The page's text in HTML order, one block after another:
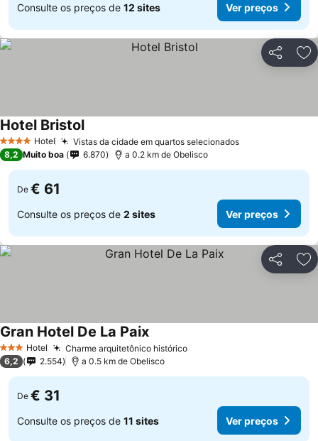
Consulte os preços de 12 sites Ver preços
Partilhar
4 EstrelasHotel Vistas da cidade em quartos selecionados
Hotel Bristol
8,2 Muito boa 6.870 a 0.2 km de Obelisco
De € 61
Consulte os preços de 2 sites Ver preços
Partilhar
3 EstrelasHotel Charme arquitetônico histórico
Gran Hotel De La Paix
6,2 2.554 a 0.5 km de Obelisco
De € 31
Consulte os preços de 11 sites Ver preços